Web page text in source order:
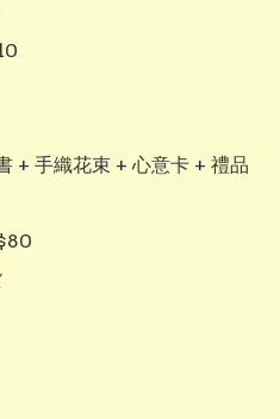
+ 手織花束 + 心意卡 + 禮品